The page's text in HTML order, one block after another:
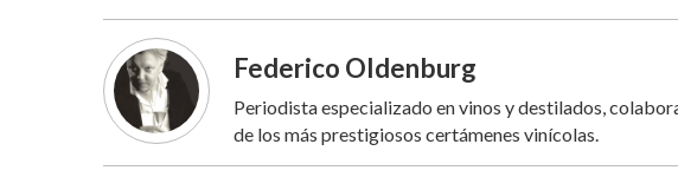
Federico Oldenburg
Periodista especializado en vinos y destilados,
de los más prestigiosos certámenes vinícolas.